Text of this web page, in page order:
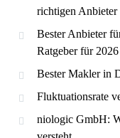
richtigen Anbieter
Bester Anbieter
Ratgeber für 2026
Bester Makler in
Fluktuationsrate
niologic GmbH: